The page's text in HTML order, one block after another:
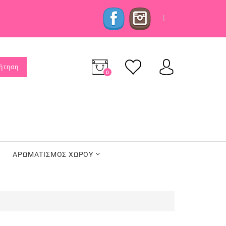
|
0
ΑΡΩΜΑΤΙΣΜΟΣ ΧΩΡΟΥ